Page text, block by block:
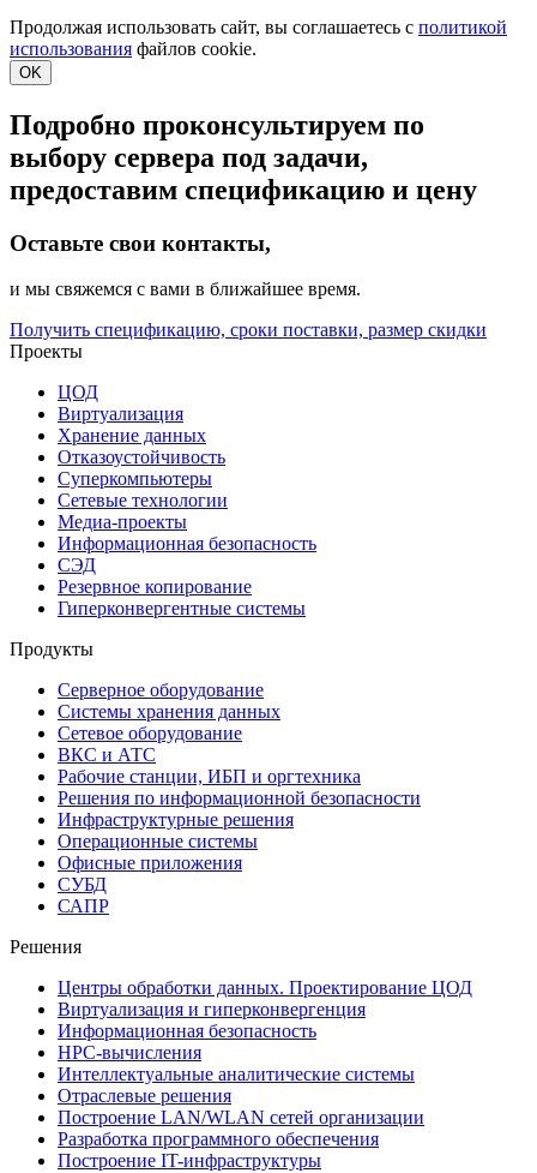
Продолжая использовать сайт, вы соглашаетесь с политикой
использования файлов cookie.
OK
Подробно проконсультируем по
выбору сервера под задачи,
предоставим спецификацию и цену
Оставьте свои контакты,
и мы свяжемся с вами в ближайшее время.
Получить спецификацию, сроки поставки, размер скидки
Проекты
ЦОД
Виртуализация
Хранение данных
Отказоустойчивость
Суперкомпьютеры
Сетевые технологии
Медиа-проекты
Информационная безопасность
СЭД
Резервное копирование
Гиперконвергентные системы
Продукты
Серверное оборудование
Системы хранения данных
Сетевое оборудование
ВКС и АТС
Рабочие станции, ИБП и оргтехника
Решения по информационной безопасности
Инфраструктурные решения
Операционные системы
Офисные приложения
СУБД
САПР
Решения
Центры обработки данных. Проектирование ЦОД
Виртуализация и гиперконвергенция
Информационная безопасность
HPC-вычисления
Интеллектуальные аналитические системы
Отраслевые решения
Построение LAN/WLAN сетей организации
Разработка программного обеспечения
Построение IT-инфраструктуры